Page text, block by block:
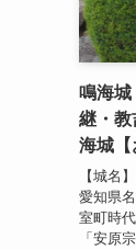
鳴海城
継・教
海城【
【城名
愛知県
室町時
「安原